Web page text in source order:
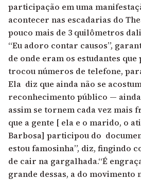
participação em uma
acontecer nas escadarias do
pouco mais de 3 quilômetros
“Eu adoro contar causos”,
de onde eram os estudantes
trocou números de telefone,
Ela diz que ainda não se
reconhecimento público —
assim se tornem cada vez mais
que a gente [ ela e o marido, o
Barbosa] participou do
estou famosinha”, diz, fingindo
de cair na gargalhada.“É
grande dessas, a do movimento